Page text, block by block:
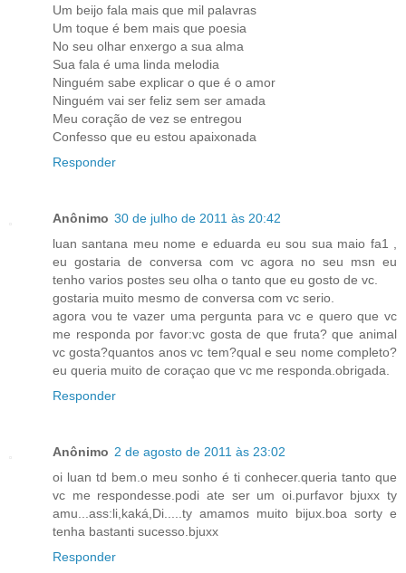
Um beijo fala mais que mil palavras
Um toque é bem mais que poesia
No seu olhar enxergo a sua alma
Sua fala é uma linda melodia
Ninguém sabe explicar o que é o amor
Ninguém vai ser feliz sem ser amada
Meu coração de vez se entregou
Confesso que eu estou apaixonada
Responder
Anônimo 30 de julho de 2011 às 20:42
luan santana meu nome e eduarda eu sou sua maio fa1 ,
eu gostaria de conversa com vc agora no seu msn eu
tenho varios postes seu olha o tanto que eu gosto de vc.
gostaria muito mesmo de conversa com vc serio.
agora vou te vazer uma pergunta para vc e quero que vc
me responda por favor:vc gosta de que fruta? que animal
vc gosta?quantos anos vc tem?qual e seu nome completo?
eu queria muito de coraçao que vc me responda.obrigada.
Responder
Anônimo 2 de agosto de 2011 às 23:02
oi luan td bem.o meu sonho é ti conhecer.queria tanto que
vc me respondesse.podi ate ser um oi.purfavor bjuxx ty
amu...ass:li,kaká,Di.....ty amamos muito bijux.boa sorty e
tenha bastanti sucesso.bjuxx
Responder